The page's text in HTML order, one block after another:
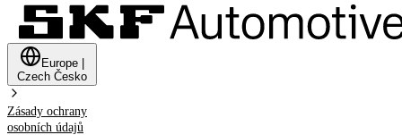
Europe
Czech Česko
Zásady ochrany
osobních údajů